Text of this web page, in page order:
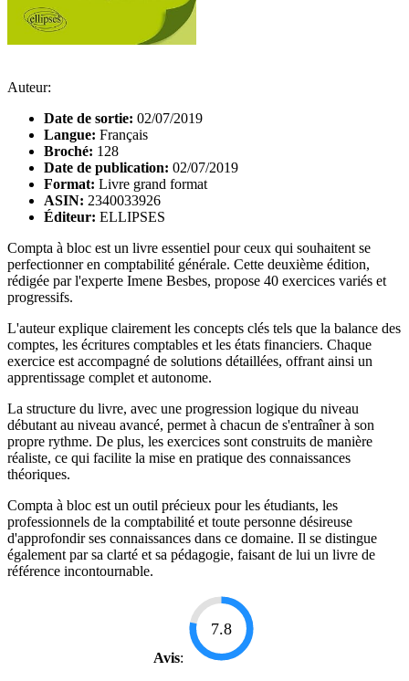
Auteur:
Date de sortie: 02/07/2019
Langue: Français
Broché: 128
Date de publication: 02/07/2019
Format: Livre grand format
ASIN: 2340033926
Éditeur: ELLIPSES
Compta à bloc est un livre essentiel pour ceux qui souhaitent se
perfectionner en comptabilité générale. Cette deuxième édition,
rédigée par l'experte Imene Besbes, propose 40 exercices variés et
progressifs.
L'auteur explique clairement les concepts clés tels que la balance des
comptes, les écritures comptables et les états financiers. Chaque
exercice est accompagné de solutions détaillées, offrant ainsi un
apprentissage complet et autonome.
La structure du livre, avec une progression logique du niveau
débutant au niveau avancé, permet à chacun de s'entraîner à son
propre rythme. De plus, les exercices sont construits de manière
réaliste, ce qui facilite la mise en pratique des connaissances
théoriques.
Compta à bloc est un outil précieux pour les étudiants, les
professionnels de la comptabilité et toute personne désireuse
d'approfondir ses connaissances dans ce domaine. Il se distingue
également par sa clarté et sa pédagogie, faisant de lui un livre de
référence incontournable.
Avis:
7.8